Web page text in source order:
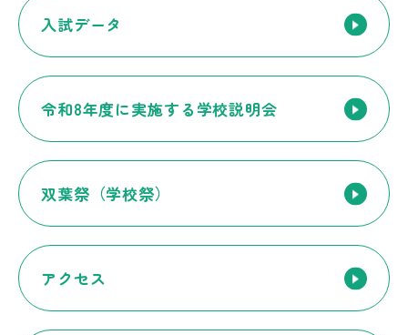
入試データ
令和8年度に実施する 学校説明会
双葉祭（学校祭）
アクセス